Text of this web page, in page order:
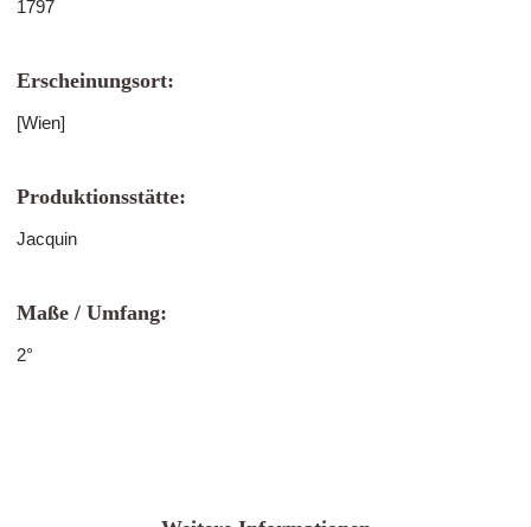
1797
Erscheinungsort:
[Wien]
Produktionsstätte:
Jacquin
Maße / Umfang:
2°